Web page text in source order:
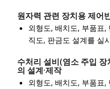
원자력 관련 장치용 제어
외형도, 배치도, 부품표,
직도, 판금도 설계를 실
수처리 설비(염소 주입
의 설계·제작
외형도, 배치도, 부품표,